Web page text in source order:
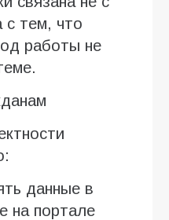
с тем, что
работы не
данные в
на портале